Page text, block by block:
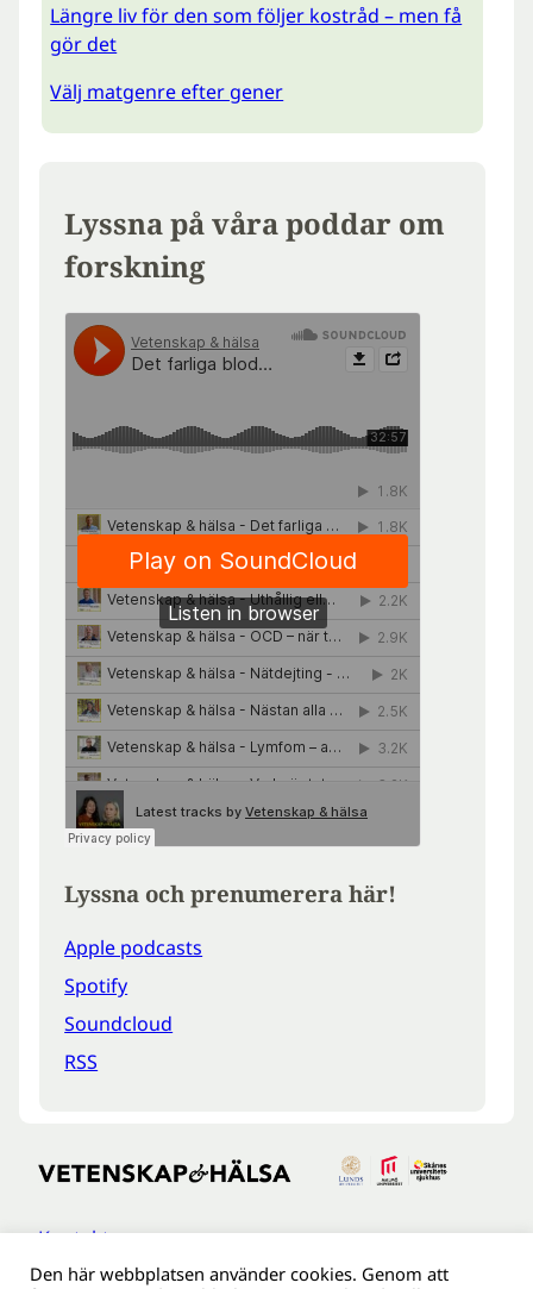
Längre liv för den som följer kostråd – men få
gör det
Välj matgenre efter gener
Lyssna på våra poddar om
forskning
Lyssna och prenumerera här!
Apple podcasts
Spotify
Soundcloud
RSS
Kontakt
Tillgänglighetsredogöreldse
Den här webbplatsen använder cookies. Genom att